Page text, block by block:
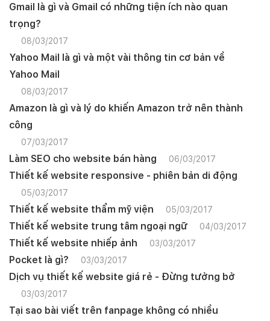
Gmail là gì và Gmail có những tiện ích nào quan
trọng?
08/03/2017
Yahoo Mail là gì và một vài thông tin cơ bản về
Yahoo Mail
08/03/2017
Amazon là gì và lý do khiến Amazon trở nên thành
công
07/03/2017
Làm SEO cho website bán hàng 06/03/2017
Thiết kế website responsive - phiên bản di động
05/03/2017
Thiết kế website thẩm mỹ viện 05/03/2017
Thiết kế website trung tâm ngoại ngữ 04/03/2017
Thiết kế website nhiếp ảnh 03/03/2017
Pocket là gì? 03/03/2017
Dịch vụ thiết kế website giá rẻ - Đừng tưởng bở
03/03/2017
Tại sao bài viết trên fanpage không có nhiều
Mobile: